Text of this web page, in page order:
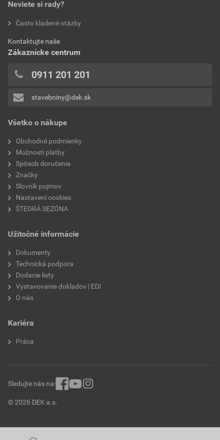
šírka
spotreba
hmotnosť 1ks
povrchová úprava
model
hodnotilo 0 užívateľov
Pridávať hodnotenie môže iba prihlásený užívateľ.
Všetko o nákupe
Obchodné podmienky
Možnosti platby
Spôsob doručenia
Značky
Slovník pojmov
Nastavení cookies
ŠTEDRÁ SEZÓNA
Užitočné informácie
Dokumenty
Technická podpora
Dodacie listy
Vystavovanie dokladov | EDI
O nás
Kariéra
Práca
Neviete si rady?
Často kladené otázky
Kontaktujte naše
Zákaznícke centrum
0911 201 201
stavebniny@dek.sk
© 2026 DEK a.s.
Sledujte nás na: